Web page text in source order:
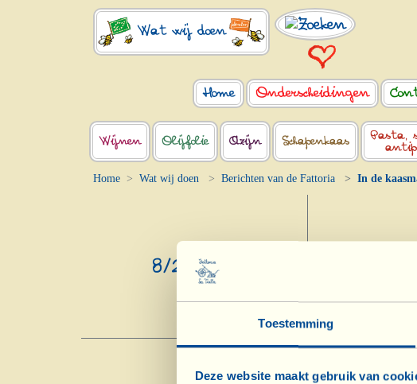
Toestemming
Deze website maakt gebruik van
Wat wij doen
Home Onderscheidingen
Wijnen Olijfolie Azijn Schapenkaas
Pasta,
Home Wat wij doen Berichten van de Fattoria In de
8/2/2016